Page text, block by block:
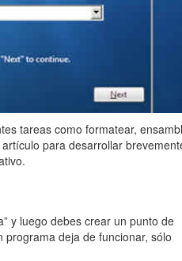
tareas como formatear,
para desarrollar
y luego debes crear un punto de
deja de funcionar, sólo